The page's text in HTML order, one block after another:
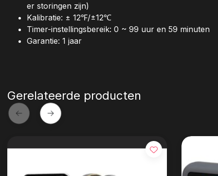
er storingen zijn)
Kalibratie: ± 12℉/±12℃
Timer-instellingsbereik: 0 ~ 99 uur en 59 minuten
Garantie: 1 jaar
Gerelateerde producten